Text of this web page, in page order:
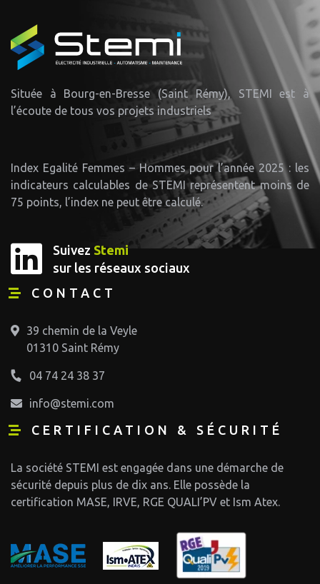
Située à Bourg-en-Bresse (Saint Rémy), STEMI est à
l’écoute de tous vos projets industriels
Index Egalité Femmes – Hommes pour l’année 2025 : les
indicateurs calculables de STEMI représentent moins de
75 points, l’index ne peut être calculé.
Suivez Stemi
sur les réseaux sociaux
CONTACT
39 chemin de la Veyle
01310 Saint Rémy
04 74 24 38 37
info@stemi.com
CERTIFICATION & SÉCURITÉ
La société STEMI est engagée dans une démarche de
sécurité depuis plus de dix ans. Elle possède la
certification MASE, IRVE, RGE QUALI’PV et Ism Atex.